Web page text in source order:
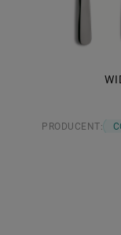
PRODUCENT: